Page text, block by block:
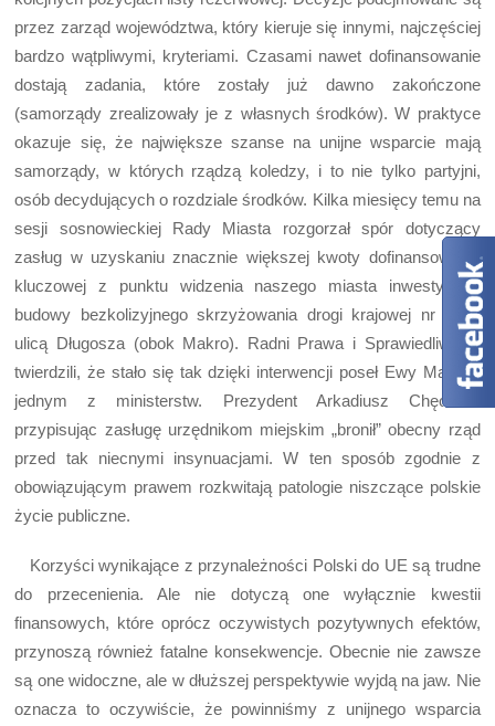
przez zarząd województwa, który kieruje się innymi, najczęściej
bardzo wątpliwymi, kryteriami. Czasami nawet dofinansowanie
dostają zadania, które zostały już dawno zakończone
(samorządy zrealizowały je z własnych środków). W praktyce
okazuje się, że największe szanse na unijne wsparcie mają
samorządy, w których rządzą koledzy, i to nie tylko partyjni,
osób decydujących o rozdziale środków. Kilka miesięcy temu na
sesji sosnowieckiej Rady Miasta rozgorzał spór dotyczący
zasług w uzyskaniu znacznie większej kwoty dofinansowania
kluczowej z punktu widzenia naszego miasta inwestycji –
budowy bezkolizyjnego skrzyżowania drogi krajowej nr 94 z
ulicą Długosza (obok Makro). Radni Prawa i Sprawiedliwości
twierdzili, że stało się tak dzięki interwencji poseł Ewy Malik w
jednym z ministerstw. Prezydent Arkadiusz Chęciński
przypisując zasługę urzędnikom miejskim „bronił” obecny rząd
przed tak niecnymi insynuacjami. W ten sposób zgodnie z
obowiązującym prawem rozkwitają patologie niszczące polskie
życie publiczne.
Korzyści wynikające z przynależności Polski do UE są trudne
do przecenienia. Ale nie dotyczą one wyłącznie kwestii
finansowych, które oprócz oczywistych pozytywnych efektów,
przynoszą również fatalne konsekwencje. Obecnie nie zawsze
są one widoczne, ale w dłuższej perspektywie wyjdą na jaw. Nie
oznacza to oczywiście, że powinniśmy z unijnego wsparcia